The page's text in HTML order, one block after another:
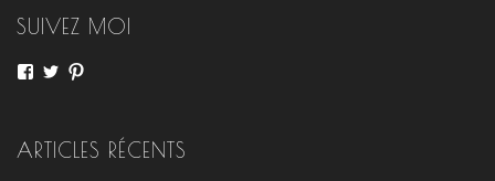
SUIVEZ MOI
Voir
fourchettesflo
sur
Voir
@fourchettesflo
sur
fleurjeanne
sur
ARTICLES RÉCENTS